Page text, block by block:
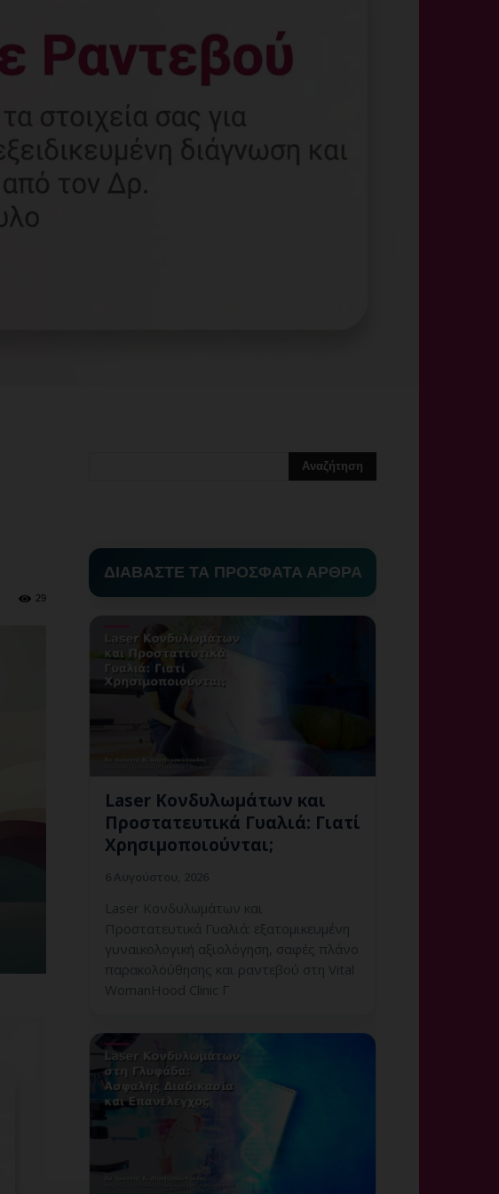
29
ΔΙΑΒΑΣΤΕ ΤΑ ΠΡΟΣΦΑΤΑ ΑΡΘΡΑ
Laser Κονδυλωμάτων και
Προστατευτικά Γυαλιά: Γιατί
Χρησιμοποιούνται;
Laser Κονδυλωμάτων και
Προστατευτικά Γυαλιά: εξατομικευμένη
γυναικολογική αξιολόγηση, σαφές πλάνο
παρακολούθησης και ραντεβού στη Vital
WomanHood Clinic Γ